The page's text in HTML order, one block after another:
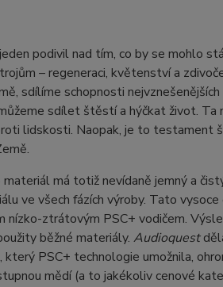
podivil nad tím, co by se mohlo
– regeneraci, květenství a
sdílíme schopnosti
sdílet štěstí a hýčkat život. Ta
lidskosti. Naopak, je to testament
má totiž nevídaně jemný a
ve všech fázích výroby. Tato vysoce
nízko-ztrátovým PSC+ vodičem.
běžné materiály. Audioquest
PSC+ technologie umožnila,
mědí (a to jakékoliv cenové